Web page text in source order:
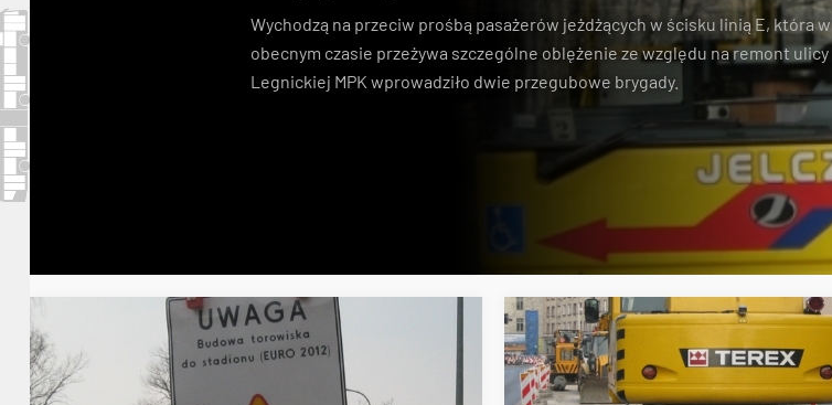
Wychodzą na przeciw prośbą pasażerów jeżdżących w ścisku linią E, która w
obecnym czasie przeżywa szczególne oblężenie ze względu na remont ulicy
Legnickiej MPK wprowadziło dwie przegubowe brygady.